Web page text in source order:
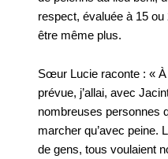
respect, évaluée à 15
être même plus.
Sœur Lucie raconte : « À
prévue, j’allai, avec
nombreuses personnes
marcher qu’avec peine.
de gens, tous voulaient